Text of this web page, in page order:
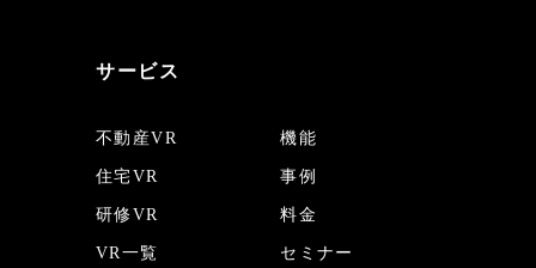
サービス
不動産VR
住宅VR
研修VR
VR一覧
機能
事例
料金
セミナー